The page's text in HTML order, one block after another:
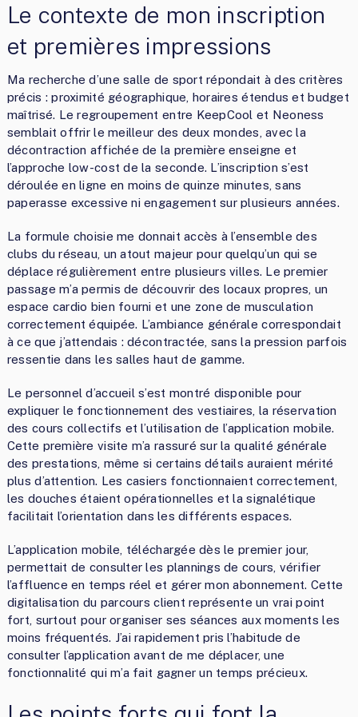
Le contexte de mon inscription
et premières impressions
Ma recherche d’une salle de sport répondait à des critères
précis : proximité géographique, horaires étendus et budget
maîtrisé. Le regroupement entre KeepCool et Neoness
semblait offrir le meilleur des deux mondes, avec la
décontraction affichée de la première enseigne et
l’approche low-cost de la seconde. L’inscription s’est
déroulée en ligne en moins de quinze minutes, sans
paperasse excessive ni engagement sur plusieurs années.
La formule choisie me donnait accès à l’ensemble des
clubs du réseau, un atout majeur pour quelqu’un qui se
déplace régulièrement entre plusieurs villes. Le premier
passage m’a permis de découvrir des locaux propres, un
espace cardio bien fourni et une zone de musculation
correctement équipée. L’ambiance générale correspondait
à ce que j’attendais : décontractée, sans la pression parfois
ressentie dans les salles haut de gamme.
Le personnel d’accueil s’est montré disponible pour
expliquer le fonctionnement des vestiaires, la réservation
des cours collectifs et l’utilisation de l’application mobile.
Cette première visite m’a rassuré sur la qualité générale
des prestations, même si certains détails auraient mérité
plus d’attention. Les casiers fonctionnaient correctement,
les douches étaient opérationnelles et la signalétique
facilitait l’orientation dans les différents espaces.
L’application mobile, téléchargée dès le premier jour,
permettait de consulter les plannings de cours, vérifier
l’affluence en temps réel et gérer mon abonnement. Cette
digitalisation du parcours client représente un vrai point
fort, surtout pour organiser ses séances aux moments les
moins fréquentés. J’ai rapidement pris l’habitude de
consulter l’application avant de me déplacer, une
fonctionnalité qui m’a fait gagner un temps précieux.